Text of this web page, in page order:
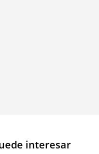
interesar